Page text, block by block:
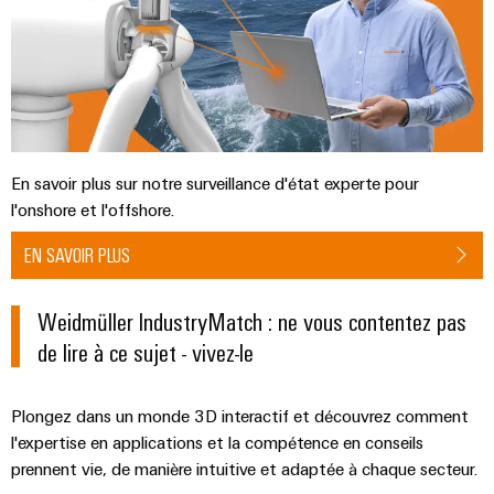
fonctionnements
avec
des
solutions
en
réseau
pour
des
process
Énergie
photovoltaïque
Exploiter
l'énergie
solaire
des
ressources
Chemin
et
connecteurs
pour
circuit
imprimé
Services
de
connecteurs
pour
circuit
imprimé
d'équipements
d'origine
(OEM)
bus
terrain
Automatisation
et
logiciels
Commandes
d'E/S
Ethernet
Écrans
tactiles
En savoir plus sur notre surveillance d'état experte pour
l'onshore et l'offshore.
EN SAVOIR PLUS
Weidmüller IndustryMatch : ne vous contentez pas
de lire à ce sujet - vivez-le
Plongez dans un monde 3D interactif et découvrez comment
l'expertise en applications et la compétence en conseils
prennent vie, de manière intuitive et adaptée à chaque secteur.